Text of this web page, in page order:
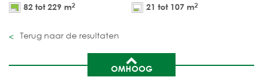
82 tot 229 m2 21 tot 107 m2
Terug naar de resultaten
OMHOOG